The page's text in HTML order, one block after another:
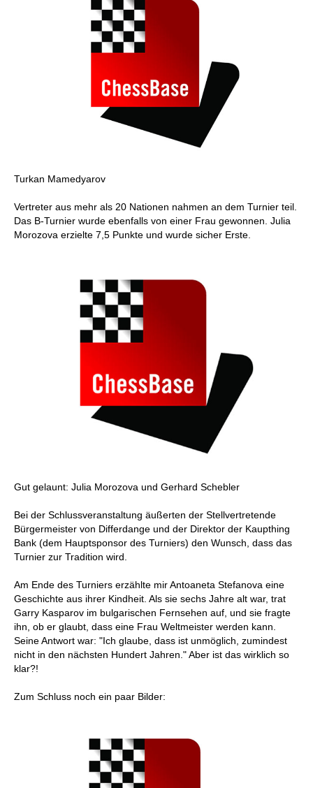
Turkan Mamedyarov
Vertreter aus mehr als 20 Nationen nahmen an dem Turnier teil.
Das B-Turnier wurde ebenfalls von einer Frau gewonnen. Julia
Morozova erzielte 7,5 Punkte und wurde sicher Erste.
Gut gelaunt: Julia Morozova und Gerhard Schebler
Bei der Schlussveranstaltung äußerten der Stellvertretende
Bürgermeister von Differdange und der Direktor der Kaupthing
Bank (dem Hauptsponsor des Turniers) den Wunsch, dass das
Turnier zur Tradition wird.
Am Ende des Turniers erzählte mir Antoaneta Stefanova eine
Geschichte aus ihrer Kindheit. Als sie sechs Jahre alt war, trat
Garry Kasparov im bulgarischen Fernsehen auf, und sie fragte
ihn, ob er glaubt, dass eine Frau Weltmeister werden kann.
Seine Antwort war: "Ich glaube, dass ist unmöglich, zumindest
nicht in den nächsten Hundert Jahren." Aber ist das wirklich so
klar?!
Zum Schluss noch ein paar Bilder: